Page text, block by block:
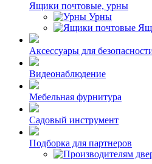
Ящики почтовые, урны
Урны
Аксессуары для
Видеонаблюдение
Мебельная фурнитура
Садовый инструмент
Подборка для партнеров